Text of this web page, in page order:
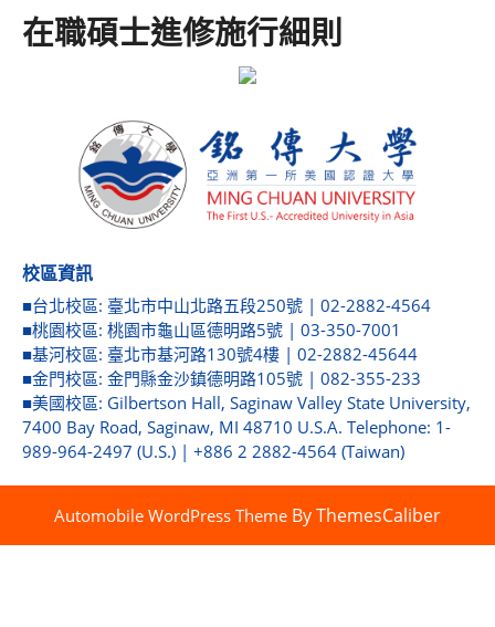
在職碩士進修施行細則
校區資訊
■台北校區: 臺北市中山北路五段250號 | 02-2882-4564
■桃園校區: 桃園市龜山區德明路5號 | 03-350-7001
■基河校區: 臺北市基河路130號4樓 | 02-2882-45644
■金門校區: 金門縣金沙鎮德明路105號 | 082-355-233
■美國校區: Gilbertson Hall, Saginaw Valley State University,
7400 Bay Road, Saginaw, MI 48710 U.S.A. Telephone: 1-
989-964-2497 (U.S.) | +886 2 2882-4564 (Taiwan)
Automobile WordPress Theme By ThemesCaliber